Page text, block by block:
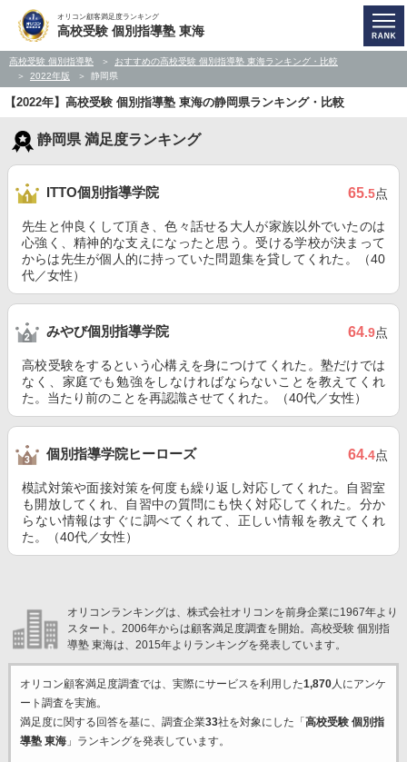
オリコン顧客満足度ランキング
高校受験 個別指導塾 東海
高校受験 個別指導塾
おすすめの高校受験 個別指導塾 東海ランキング・比較
2022年版
静岡県
【2022年】高校受験 個別指導塾 東海の静岡県ランキング・比較
静岡県 満足度ランキング
ITTO個別指導学院 65.5点
先生と仲良くして頂き、色々話せる大人が家族以外でいたのは
心強く、精神的な支えになったと思う。受ける学校が決まって
からは先生が個人的に持っていた問題集を貸してくれた。（40
代／女性）
みやび個別指導学院 64.9点
高校受験をするという心構えを身につけてくれた。塾だけでは
なく、家庭でも勉強をしなければならないことを教えてくれ
た。当たり前のことを再認識させてくれた。（40代／女性）
個別指導学院ヒーローズ 64.4点
模試対策や面接対策を何度も繰り返し対応してくれた。自習室
も開放してくれ、自習中の質問にも快く対応してくれた。分か
らない情報はすぐに調べてくれて、正しい情報を教えてくれ
た。（40代／女性）
オリコンランキングは、株式会社オリコンを前身企業に1967年より
スタート。2006年からは顧客満足度調査を開始。高校受験 個別指
導塾 東海は、2015年よりランキングを発表しています。
オリコン顧客満足度調査では、実際にサービスを利用した1,870人にアンケ
ート調査を実施。
満足度に関する回答を基に、調査企業33社を対象にした「 高校受験 個別指
導塾 東海」ランキングを発表しています。